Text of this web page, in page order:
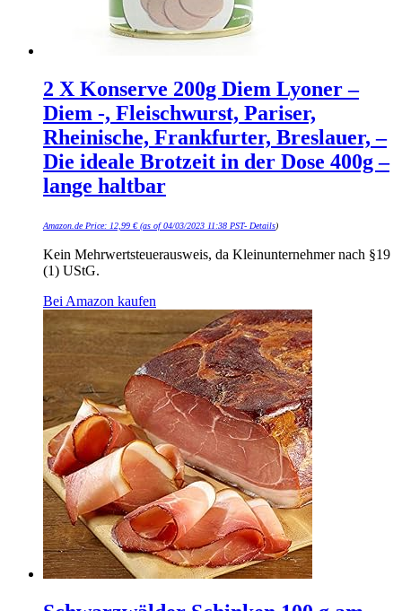
2 X Konserve 200g Diem Lyoner –
Diem -, Fleischwurst, Pariser,
Rheinische, Frankfurter, Breslauer, –
Die ideale Brotzeit in der Dose 400g –
lange haltbar
Amazon.de Price: 12,99 €(as of 04/03/2023 11:38 PST- Details)
Kein Mehrwertsteuerausweis, da Kleinunternehmer nach §19
(1) UStG.
Bei Amazon kaufen